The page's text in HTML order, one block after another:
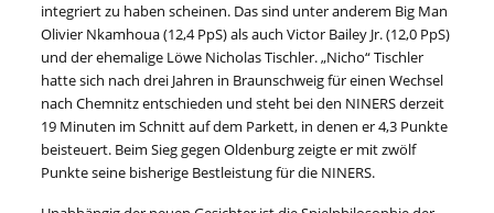
integriert zu haben scheinen. Das sind unter anderem Big Man
Olivier Nkamhoua (12,4 PpS) als auch Victor Bailey Jr. (12,0 PpS)
und der ehemalige Löwe Nicholas Tischler. „Nicho“ Tischler
hatte sich nach drei Jahren in Braunschweig für einen Wechsel
nach Chemnitz entschieden und steht bei den NINERS derzeit
19 Minuten im Schnitt auf dem Parkett, in denen er 4,3 Punkte
beisteuert. Beim Sieg gegen Oldenburg zeigte er mit zwölf
Punkte seine bisherige Bestleistung für die NINERS.